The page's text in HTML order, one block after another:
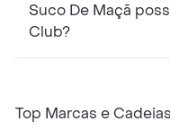
Suco De Maçã posso encontrar na Sam's
Club?
Top Marcas e